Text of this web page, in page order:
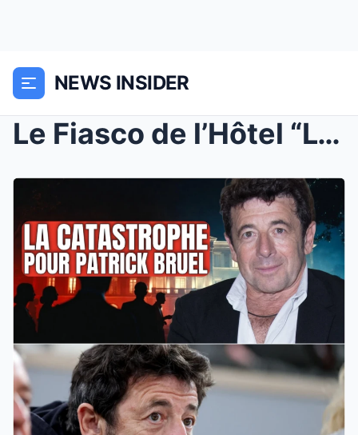
NEWS INSIDER
Le Fiasco de l’Hôtel “L’Isle de ...